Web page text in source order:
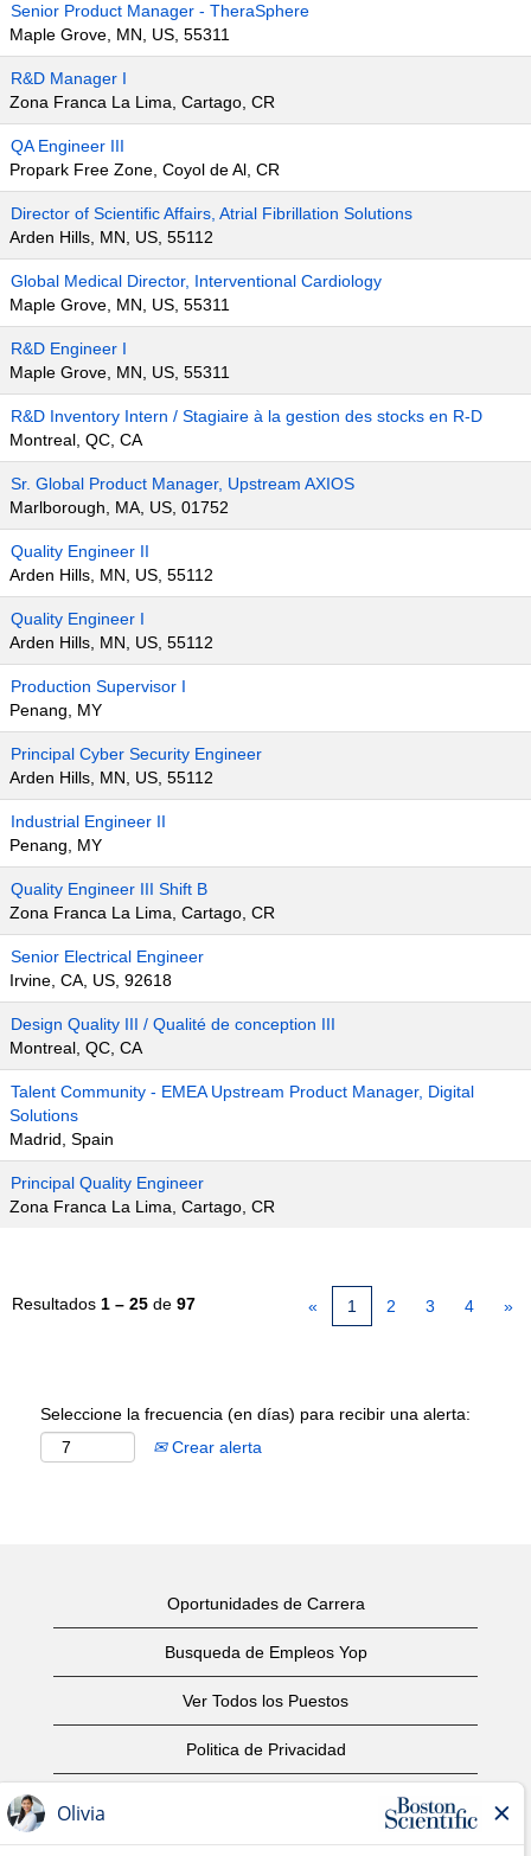
Senior Product Manager - TheraSphere
Maple Grove, MN, US, 55311
R&D Manager I
Zona Franca La Lima, Cartago, CR
QA Engineer III
Propark Free Zone, Coyol de Al, CR
Director of Scientific Affairs, Atrial Fibrillation Solutions
Arden Hills, MN, US, 55112
Global Medical Director, Interventional Cardiology
Maple Grove, MN, US, 55311
R&D Engineer I
Maple Grove, MN, US, 55311
R&D Inventory Intern / Stagiaire à la gestion des stocks en R-D
Montreal, QC, CA
Sr. Global Product Manager, Upstream AXIOS
Marlborough, MA, US, 01752
Quality Engineer II
Arden Hills, MN, US, 55112
Quality Engineer I
Arden Hills, MN, US, 55112
Production Supervisor I
Penang, MY
Principal Cyber Security Engineer
Arden Hills, MN, US, 55112
Industrial Engineer II
Penang, MY
Quality Engineer III Shift B
Zona Franca La Lima, Cartago, CR
Senior Electrical Engineer
Irvine, CA, US, 92618
Design Quality III / Qualité de conception III
Montreal, QC, CA
Talent Community - EMEA Upstream Product Manager, Digital
Solutions
Madrid, Spain
Principal Quality Engineer
Zona Franca La Lima, Cartago, CR
Resultados 1 – 25 de 97 « 1 2 3 4 »
Seleccione la frecuencia (en días) para recibir una alerta:
Crear alerta
Oportunidades de Carrera
Busqueda de Empleos Yop
Ver Todos los Puestos
Politica de Privacidad
Aviso de Derechos de Autor